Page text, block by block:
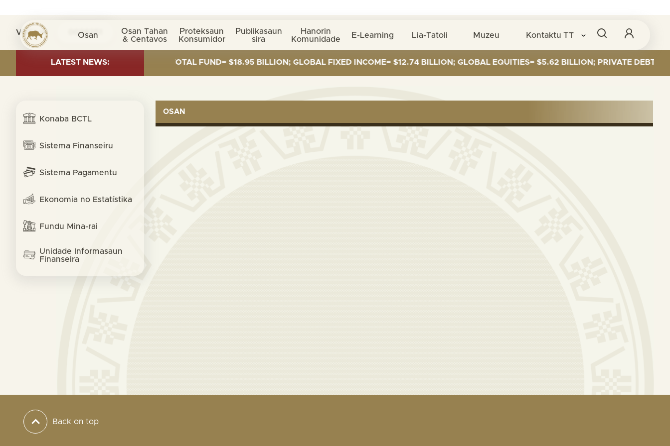
Osan Osan Tahan
& Centavos
Proteksaun
Konsumidor
Publikasaun
sira
Hanorin
Komunidade E-Learning Lia-Tatoli Muzeu Kontaktu TT
Visita nº 0038251
LATEST NEWS:
INVESTMENT AS OF 30 SEP. 2025: TOTAL FUND= $18.95 BILLION; GLOBAL FIXED INCOME= $12.74 BILLION; GLOBAL EQUITIES= $5.62 BILLION; PRIVATE DEBT= $589
Konaba BCTL
Sistema Finanseiru
Sistema Pagamentu
Ekonomia no Estatístika
Fundu Mina-rai
Unidade Informasaun
Finanseira
OSAN
Back on top